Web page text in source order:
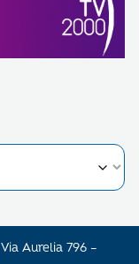
Aurelia 796 –